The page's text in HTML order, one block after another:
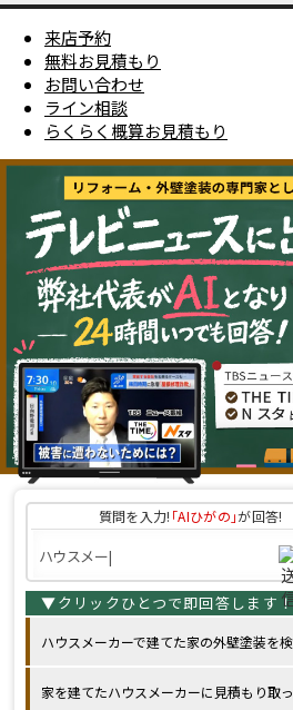
来店予約
無料お見積もり
お問い合わせ
ライン相談
らくらく概算お見積もり
質問を入力! ｢AIひがの｣が回答!
ハウスメーカーで建てた家の外壁塗装を
家を建てたハウスメーカーに見積もり取